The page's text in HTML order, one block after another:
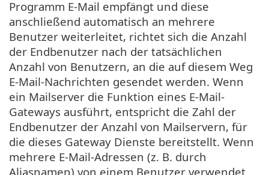
Programm E-Mail empfängt und diese
anschließend automatisch an mehrere
Benutzer weiterleitet, richtet sich die Anzahl
der Endbenutzer nach der tatsächlichen
Anzahl von Benutzern, an die auf diesem Weg
E-Mail-Nachrichten gesendet werden. Wenn
ein Mailserver die Funktion eines E-Mail-
Gateways ausführt, entspricht die Zahl der
Endbenutzer der Anzahl von Mailservern, für
die dieses Gateway Dienste bereitstellt. Wenn
mehrere E-Mail-Adressen (z. B. durch
Aliasnamen) von einem Benutzer verwendet